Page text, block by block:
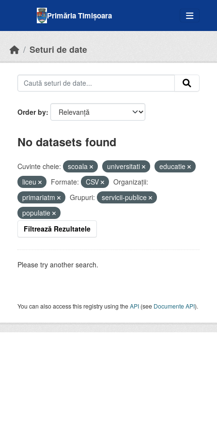
Primăria Timișoara
Seturi de date
Order by
No datasets found
Cuvinte cheie: scoala universitati
educatie
liceu
Formate: CSV
Organizații:
primariatm
Grupuri:
servicii-publice
populatie
Filtrează Rezultatele
Please try another search.
You can also access this registry using theAPI (see Documente API).